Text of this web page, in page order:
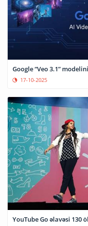
Google “Veo 3.1”
17-10-2025
YouTube Go əlavəsi 130